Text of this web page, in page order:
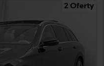
2 Oferty